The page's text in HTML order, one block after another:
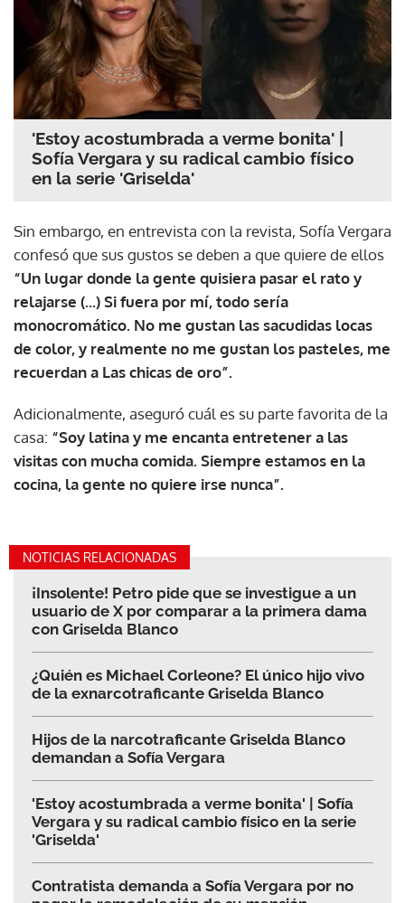
'Estoy acostumbrada a verme bonita' |
Sofía Vergara y su radical cambio físico
en la serie 'Griselda'
Sin embargo, en entrevista con la revista, Sofía Vergara
confesó que sus gustos se deben a que quiere de ellos
“Un lugar donde la gente quisiera pasar el rato y
relajarse (...) Si fuera por mí, todo sería
monocromático. No me gustan las sacudidas locas
de color, y realmente no me gustan los pasteles, me
recuerdan a Las chicas de oro”.
Adicionalmente, aseguró cuál es su parte favorita de la
casa: “Soy latina y me encanta entretener a las
visitas con mucha comida. Siempre estamos en la
cocina, la gente no quiere irse nunca”.
NOTICIAS RELACIONADAS
¡Insolente! Petro pide que se investigue a un
usuario de X por comparar a la primera dama
con Griselda Blanco
¿Quién es Michael Corleone? El único hijo vivo
de la exnarcotraficante Griselda Blanco
Hijos de la narcotraficante Griselda Blanco
demandan a Sofía Vergara
'Estoy acostumbrada a verme bonita' | Sofía
Vergara y su radical cambio físico en la serie
'Griselda'
Contratista demanda a Sofía Vergara por no